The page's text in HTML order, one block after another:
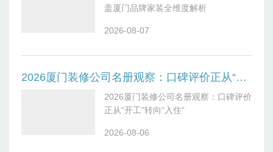
盖厦门品牌家装全维度解析
2026-08-07
2026厦门装修公司名册观察：口碑评价正从“开工”转向“入住”
2026厦门装修公司名册观察：口碑评价
正从“开工”转向“入住”
2026-08-06